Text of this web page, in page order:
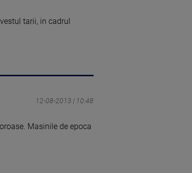
tarii, in cadrul
12-08-2013 | 10:48
Masinile de epoca